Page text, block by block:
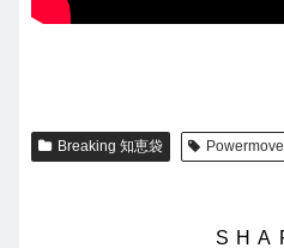
Breaking 知恵袋 Powermove